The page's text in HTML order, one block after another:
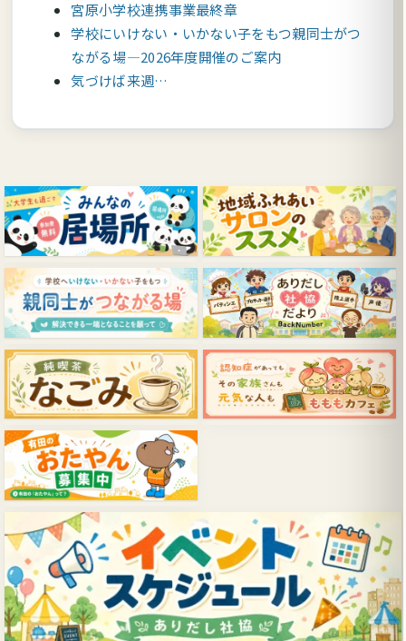
宮原小学校連携事業最終章
学校にいけない・いかない子をもつ親同士がつ
ながる場―2026年度開催のご案内
気づけば来週…